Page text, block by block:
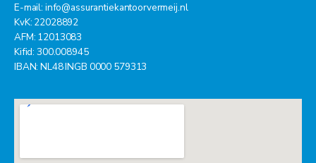
E-mail: info@assurantiekantoorvermeij.nl
KvK: 22028892
AFM: 12013083
Kifid: 300.008945
IBAN: NL48 INGB 0000 579313